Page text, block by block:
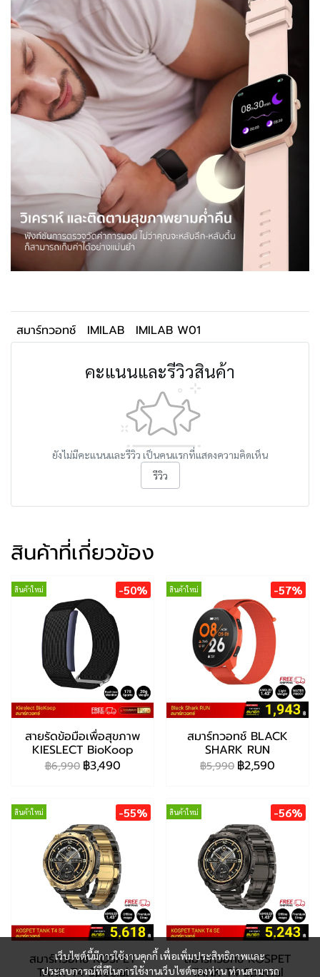
สมาร์ทวอทช์ IMILAB IMILAB W01
คะแนนและรีวิวสินค้า
ยังไม่มีคะแนนและรีวิว เป็นคนแรกที่แสดงความคิดเห็น
รีวิว
สินค้าที่เกี่ยวข้อง
สินค้าใหม่ -50%
สายรัดข้อมือเพื่อสุขภาพ
KIESLECT BioKoop
฿6,990 ฿3,490
สินค้าใหม่ -57%
สมาร์ทวอทช์ BLACK
SHARK RUN
฿5,990 ฿2,590
สินค้าใหม่ -55%
สมาร์ทวอทช์ KOSPET
TANK T4 Special
สินค้าใหม่ -56%
สมาร์ทวอทช์ KOSPET
TANK T4 Special
เว็บไซต์นี้มีการใช้งานคุกกี้ เพื่อเพิ่มประสิทธิภาพและ
ประสบการณ์ที่ดีในการใช้งานเว็บไซต์ของท่าน ท่านสามารถ